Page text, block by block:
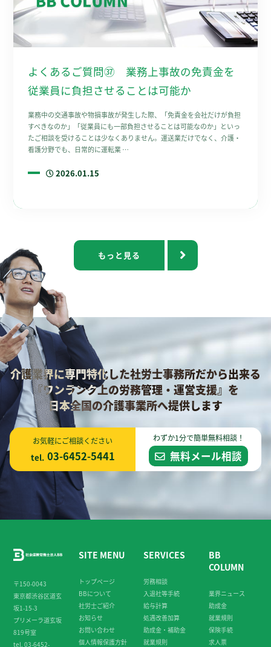
よくあるご質問㊲ 業務上事故の免責金を
従業員に負担させることは可能か
業務中の交通事故や物損事故が発生した際、「免責金を会社だけが負担
すべきなのか」「従業員にも一部負担させることは可能なのか」といっ
たご相談を受けることは少なくありません。運送業だけでなく、介護・
看護分野でも、日常的に運転業 …
2026.01.15
もっと見る
介護業界に専門特化した社労士事務所だから出来る
『ワンランク上の労務管理・運営支援』を
日本全国の介護事業所へ提供します
お気軽にご相談ください
tel. 03-6452-5441
わずか1分で簡単無料相談！
無料メール相談
〒150-0043
東京都渋谷区道玄
坂1-15-3
プリメーラ道玄坂
819号室
tel. 03-6452-
SITE MENU
トップページ
BBについて
社労士ご紹介
お知らせ
お問い合わせ
個人情報保護方針
SERVICES
労務相談
入退社等手続
給与計算
処遇改善加算
助成金・補助金
就業規則
BB
COLUMN
業界ニュース
助成金
就業規則
保険手続
求人票